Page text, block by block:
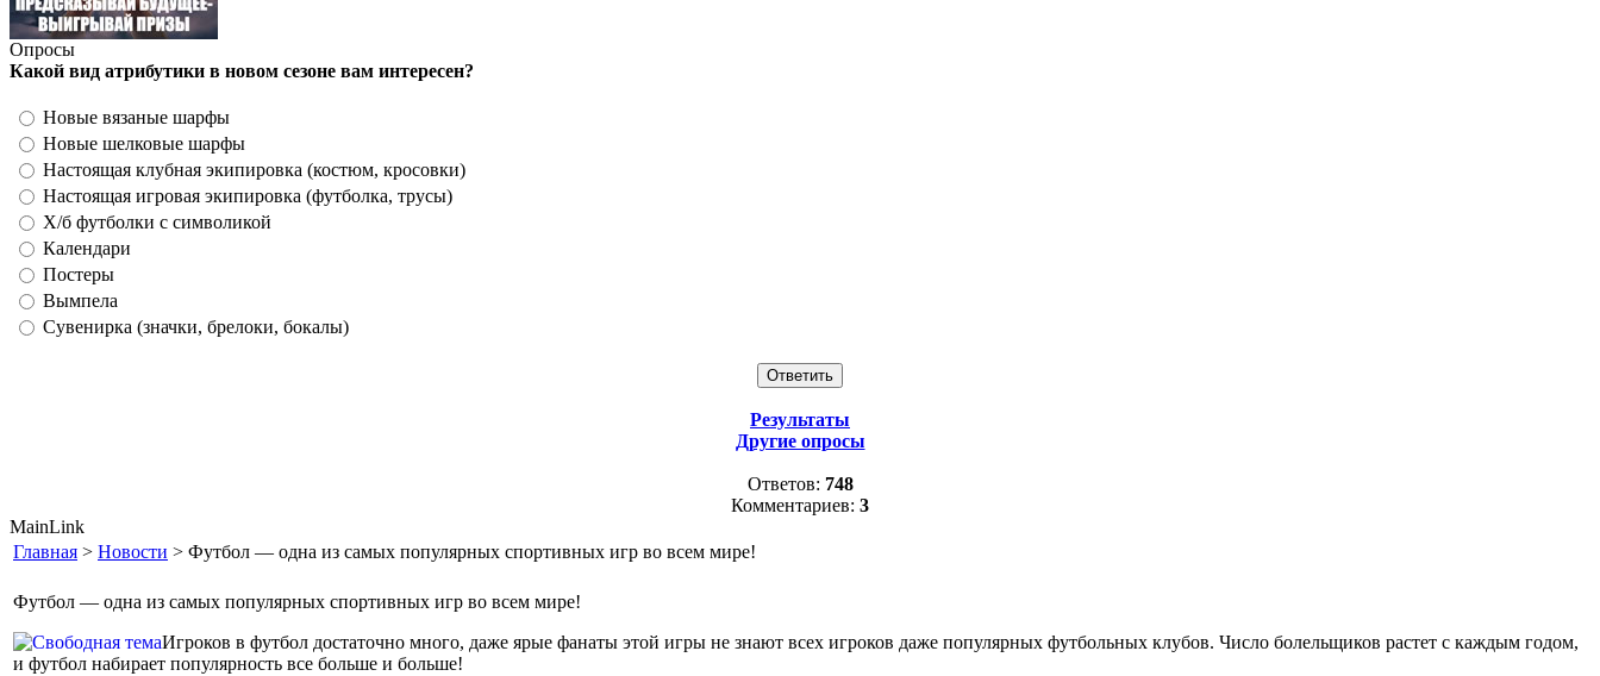
Опросы
Какой вид атрибутики в новом сезоне вам интересен?
Новые вязаные шарфы
Новые шелковые шарфы
Настоящая клубная экипировка (костюм, кросовки)
Настоящая игровая экипировка (футболка, трусы)
Х/б футболки с символикой
Календари
Постеры
Вымпела
Сувенирка (значки, брелоки, бокалы)
Результаты
Другие опросы
Ответов: 748
Комментариев: 3
MainLink
Главная > Новости > Футбол — одна из самых популярных спортивных игр во всем мире!
Футбол — одна из самых популярных спортивных игр во всем мире!
Игроков в футбол достаточно много, даже ярые фанаты этой игры не знают всех игроков даже популярных футбольных клубов. Число болельщиков растет с каждым годом,
и футбол набирает популярность все больше и больше!